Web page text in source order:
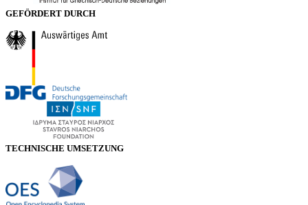
GEFÖRDERT DURCH
TECHNISCHE UMSETZUNG